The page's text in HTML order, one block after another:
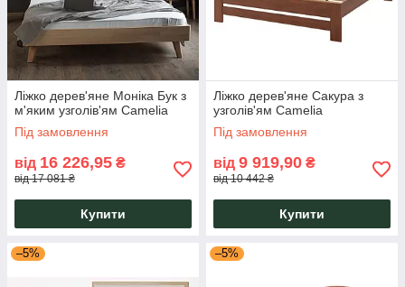
Ліжко дерев'яне Моніка Бук з
м'яким узголів'ям Camelia
Під замовлення
від 16 226,95 ₴
від 17 081 ₴
Купити
Ліжко дерев'яне Сакура з
узголів'ям Camelia
Під замовлення
від 9 919,90 ₴
від 10 442 ₴
Купити
–5% –5%